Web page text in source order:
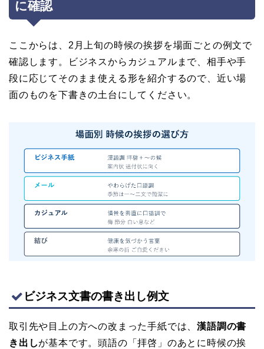
に確認
ここからは、2月上旬の時候の挨拶を場面ごとの例文で
確認します。ビジネスからカジュアルまで、相手や手
段に応じてそのまま使える形を紹介するので、近い場
面のものを下書きの土台にしてください。
ビジネス文書の書き出し例文
取引先や目上の方への改まった手紙では、漢語調の書
き出しが基本です。頭語の「拝啓」のあとに時候の挨